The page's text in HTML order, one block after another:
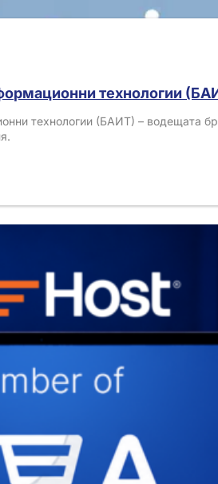
технологии
технологии (БАИТ) – водещата